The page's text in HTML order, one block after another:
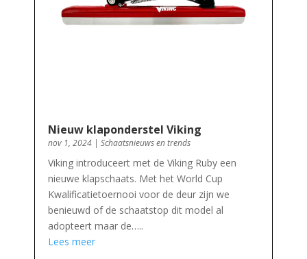
Nieuw klaponderstel Viking
nov 1, 2024| Schaatsnieuws en trends
Viking introduceert met de Viking Ruby een
nieuwe klapschaats. Met het World Cup
Kwalificatietoernooi voor de deur zijn we
benieuwd of de schaatstop dit model al
adopteert maar de…..
Lees meer